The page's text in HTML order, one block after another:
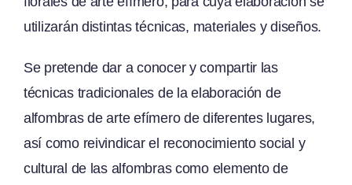
utilizarán distintas técnicas, materiales y diseños.
Se pretende dar a conocer y compartir las
técnicas tradicionales de la elaboración de
alfombras de arte efímero de diferentes lugares,
así como reivindicar el reconocimiento social y
cultural de las alfombras como elemento de